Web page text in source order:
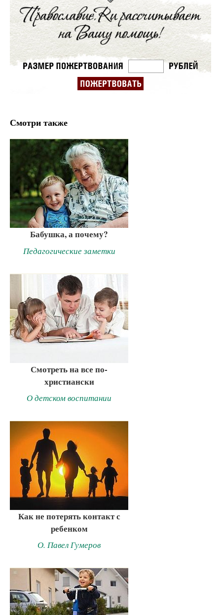
Смотри также
Бабушка, а почему?
Педагогические заметки
Смотреть на все по-
христиански
О детском воспитании
Как не потерять контакт с
ребенком
О. Павел Гумеров